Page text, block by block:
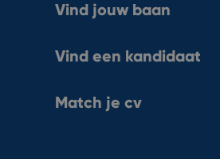
Vind jouw baan
Vind een kandidaat
Match je cv